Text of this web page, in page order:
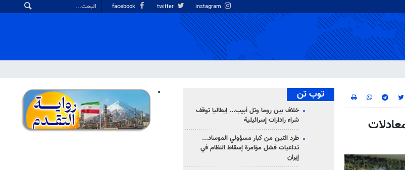
توب تن
خلاف بين روما وتل أبيب... إيطاليا توقف
شراء رادارات إسرائيلية
طرد اثنين من كبار مسؤولي الموساد...
تداعيات فشل مؤامرة إسقاط النظام في
إيران